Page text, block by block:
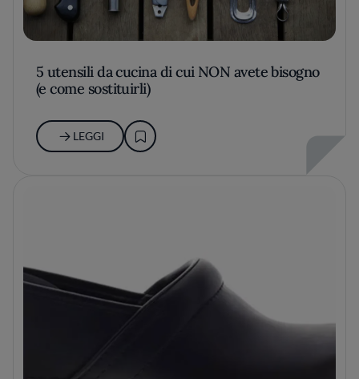
5 utensili da cucina di cui NON avete bisogno
(e come sostituirli)
LEGGI